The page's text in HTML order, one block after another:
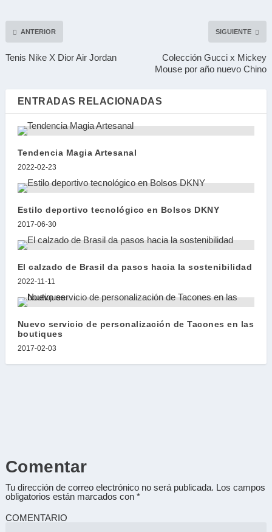
ANTERIOR
Tenis Nike X Dior Air Jordan
SIGUIENTE
Colección Gucci x Mickey
Mouse por año nuevo Chino
ENTRADAS RELACIONADAS
Tendencia Magia Artesanal
2022-02-23
Estilo deportivo tecnológico en Bolsos DKNY
2017-06-30
El calzado de Brasil da pasos hacia la sostenibilidad
2022-11-11
Nuevo servicio de personalización de Tacones en las
boutiques
2017-02-03
Comentar
Tu dirección de correo electrónico no será publicada. Los campos
obligatorios están marcados con *
COMENTARIO